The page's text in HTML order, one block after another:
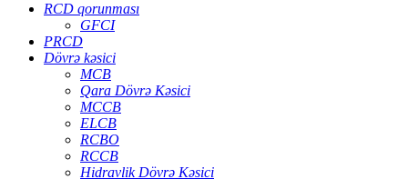
RCD qorunması
GFCI
PRCD
Dövrə kəsici
MCB
Qara Dövrə Kəsici
MCCB
ELCB
RCBO
RCCB
Hidravlik Dövrə Kəsici